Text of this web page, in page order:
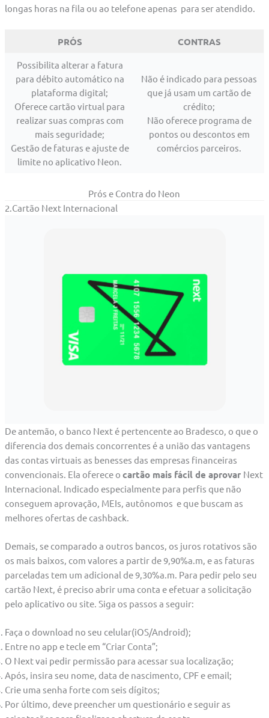
longas horas na fila ou ao telefone apenas para ser atendido.
PRÓS CONTRAS
Possibilita alterar a fatura
para débito automático na
plataforma digital;
Oferece cartão virtual para
realizar suas compras com
mais seguridade;
Gestão de faturas e ajuste de
limite no aplicativo Neon.
Não é indicado para pessoas
que já usam um cartão de
crédito;
Não oferece programa de
pontos ou descontos em
comércios parceiros.
Prós e Contra do Neon
2.Cartão Next Internacional
De antemão, o banco Next é pertencente ao Bradesco, o que o
diferencia dos demais concorrentes é a união das vantagens
das contas virtuais as benesses das empresas financeiras
convencionais. Ela oferece o cartão mais fácil de aprovar Next
Internacional. Indicado especialmente para perfis que não
conseguem aprovação, MEIs, autônomos e que buscam as
melhores ofertas de cashback.
Demais, se comparado a outros bancos, os juros rotativos são
os mais baixos, com valores a partir de 9,90%a.m, e as faturas
parceladas tem um adicional de 9,30%a.m. Para pedir pelo seu
cartão Next, é preciso abrir uma conta e efetuar a solicitação
pelo aplicativo ou site. Siga os passos a seguir:
Faça o download no seu celular(iOS/Android);
Entre no app e tecle em “Criar Conta”;
O Next vai pedir permissão para acessar sua localização;
Após, insira seu nome, data de nascimento, CPF e email;
Crie uma senha forte com seis dígitos;
Por último, deve preencher um questionário e seguir as